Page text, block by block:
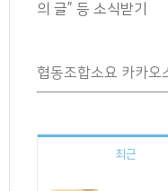
의 글” 등 소식받기
협동조합소요 카카오
최근